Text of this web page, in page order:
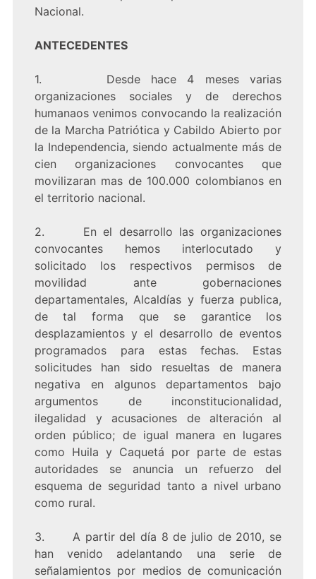
Nacional.
ANTECEDENTES
1. Desde hace 4 meses varias
organizaciones sociales y de derechos
humanaos venimos convocando la realización
de la Marcha Patriótica y Cabildo Abierto por
la Independencia, siendo actualmente más de
cien organizaciones convocantes que
movilizaran mas de 100.000 colombianos en
el territorio nacional.
2. En el desarrollo las organizaciones
convocantes hemos interlocutado y
solicitado los respectivos permisos de
movilidad ante gobernaciones
departamentales, Alcaldías y fuerza publica,
de tal forma que se garantice los
desplazamientos y el desarrollo de eventos
programados para estas fechas. Estas
solicitudes han sido resueltas de manera
negativa en algunos departamentos bajo
argumentos de inconstitucionalidad,
ilegalidad y acusaciones de alteración al
orden público; de igual manera en lugares
como Huila y Caquetá por parte de estas
autoridades se anuncia un refuerzo del
esquema de seguridad tanto a nivel urbano
como rural.
3. A partir del día 8 de julio de 2010, se
han venido adelantando una serie de
señalamientos por medios de comunicación